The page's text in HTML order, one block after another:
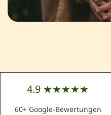
4.9 ★★★★★
60+ Google-Bewertungen